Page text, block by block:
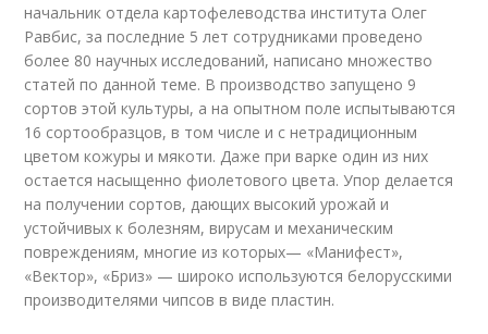
начальник отдела картофелеводства института Олег
Равбис, за последние 5 лет сотрудниками проведено
более 80 научных исследований, написано множество
статей по данной теме. В производство запущено 9
сортов этой культуры, а на опытном поле испытываются
16 сортообразцов, в том числе и с нетрадиционным
цветом кожуры и мякоти. Даже при варке один из них
остается насыщенно фиолетового цвета. Упор делается
на получении сортов, дающих высокий урожай и
устойчивых к болезням, вирусам и механическим
повреждениям, многие из которых— «Манифест»,
«Вектор», «Бриз» — широко используются белорусскими
производителями чипсов в виде пластин.